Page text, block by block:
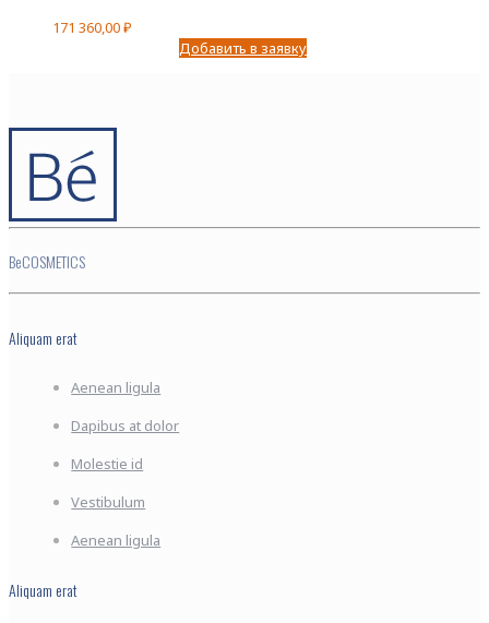
171 360,00₽
Добавить в заявку
BeCOSMETICS
Aliquam erat
Aenean ligula
Dapibus at dolor
Molestie id
Vestibulum
Aenean ligula
Aliquam erat